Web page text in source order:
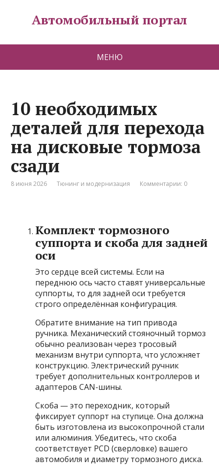
Автомобильный портал
МЕНЮ
10 необходимых
деталей для перехода
на дисковые тормоза
сзади
8 июня 2026 Тюнинг и модернизация Комментарии: 0
Комплект тормозного
суппорта и скоба для задней
оси
Это сердце всей системы. Если на
переднюю ось часто ставят универсальные
суппорты, то для задней оси требуется
строго определённая конфигурация.
Обратите внимание на тип привода
ручника. Механический стояночный тормоз
обычно реализован через тросовый
механизм внутри суппорта, что усложняет
конструкцию. Электрический ручник
требует дополнительных контроллеров и
адаптеров CAN-шины.
Скоба — это переходник, который
фиксирует суппорт на ступице. Она должна
быть изготовлена из высокопрочной стали
или алюминия. Убедитесь, что скоба
соответствует PCD (сверловке) вашего
автомобиля и диаметру тормозного диска.